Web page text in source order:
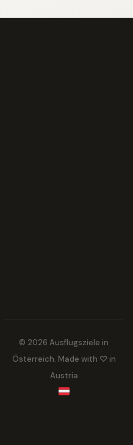
© 2026 Ausflugsziele in
Österreich. Made with ♡ in
Austria